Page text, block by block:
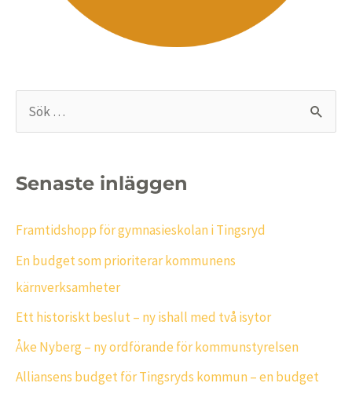
e
f
Senaste inläggen
Framtidshopp för gymnasieskolan i Tingsryd
En budget som prioriterar kommunens
kärnverksamheter
Ett historiskt beslut – ny ishall med två isytor
Åke Nyberg – ny ordförande för kommunstyrelsen
Alliansens budget för Tingsryds kommun – en budget